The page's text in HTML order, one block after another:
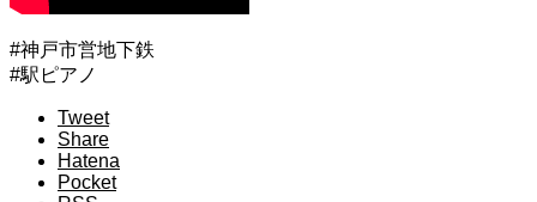
#神戸市営地下鉄
#駅ピアノ
Tweet
Share
Hatena
Pocket